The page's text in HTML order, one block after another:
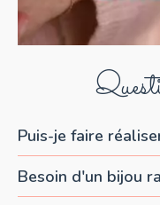
Puis-je faire
Besoin d'un bijou